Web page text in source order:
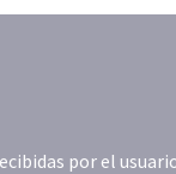
por el